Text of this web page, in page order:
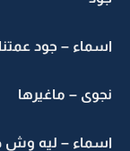
اسماء – جود عمتنا
نجوى – ماغيرها
اسماء – ليه وش